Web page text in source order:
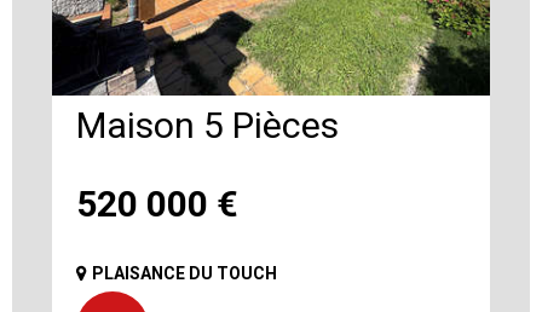
520 000 €
Maison 5 Pièces
PLAISANCE DU TOUCH